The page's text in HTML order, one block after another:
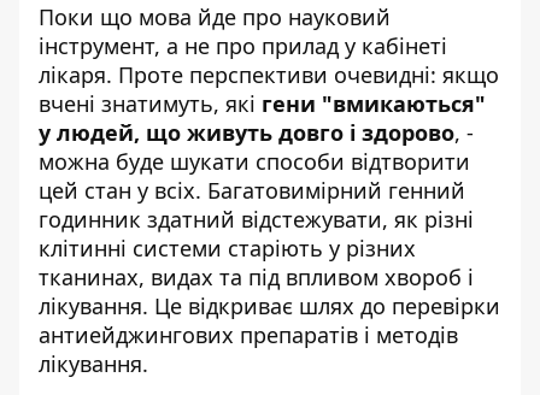
Поки що мова йде про науковий
інструмент, а не про прилад у кабінеті
лікаря. Проте перспективи очевидні: якщо
вчені знатимуть, які гени "вмикаються"
у людей, що живуть довго і здорово, -
можна буде шукати способи відтворити
цей стан у всіх. Багатовимірний генний
годинник здатний відстежувати, як різні
клітинні системи старіють у різних
тканинах, видах та під впливом хвороб і
лікування. Це відкриває шлях до перевірки
антиейджингових препаратів і методів
лікування.